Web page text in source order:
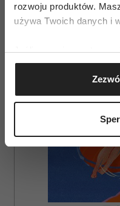
rozwoju produktów.
używa Twoich danych i
Jeśli wyrazisz na to
Gromadzić dane
geograficznej z
Identyfikować
(fingerprinting, czyli
dane są przetwarzane
sekcji szczegółów. W
zmienić lub wycofać